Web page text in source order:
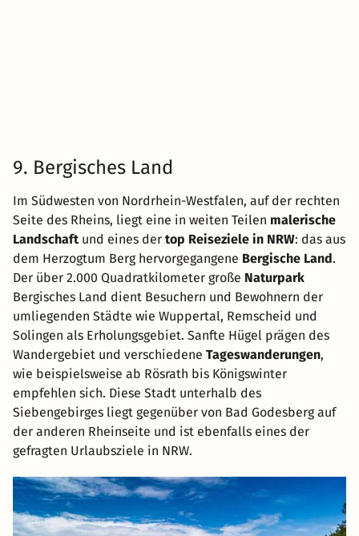
9. Bergisches Land
Im Südwesten von Nordrhein-Westfalen, auf der rechten
Seite des Rheins, liegt eine in weiten Teilen malerische
Landschaftund eines der top Reiseziele in NRW: das aus
dem Herzogtum Berg hervorgegangene Bergische Land.
Der über 2.000 Quadratkilometer große Naturpark
Bergisches Land dient Besuchern und Bewohnern der
umliegenden Städte wie Wuppertal, Remscheid und
Solingen als Erholungsgebiet. Sanfte Hügel prägen des
Wandergebiet und verschiedene Tageswanderungen,
wie beispielsweise ab Rösrath bis Königswinter
empfehlen sich. Diese Stadt unterhalb des
Siebengebirges liegt gegenüber von Bad Godesberg auf
der anderen Rheinseite und ist ebenfalls eines der
gefragten Urlaubsziele in NRW.